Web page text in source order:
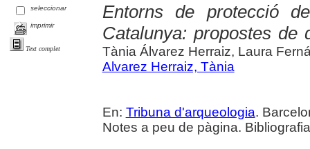
seleccionar
imprimir
Text complet
Entorns de protecció
Catalunya: propostes de
Tània Álvarez Herraiz, Laura
Alvarez Herraiz, Tània
En: Tribuna d'arqueologia.
Notes a peu de pàgina.